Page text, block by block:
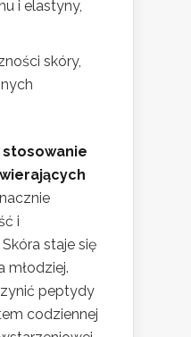
i elastyny,
skóry,
i
staje się
młodziej.
peptydy
codziennej